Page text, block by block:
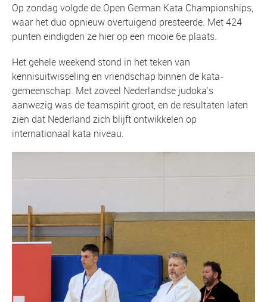
Op zondag volgde de Open German Kata Championships,
waar het duo opnieuw overtuigend presteerde. Met 424
punten eindigden ze hier op een mooie 6e plaats.
Het gehele weekend stond in het teken van
kennisuitwisseling en vriendschap binnen de kata-
gemeenschap. Met zoveel Nederlandse judoka’s
aanwezig was de teamspirit groot, en de resultaten laten
zien dat Nederland zich blijft ontwikkelen op
internationaal kata niveau.